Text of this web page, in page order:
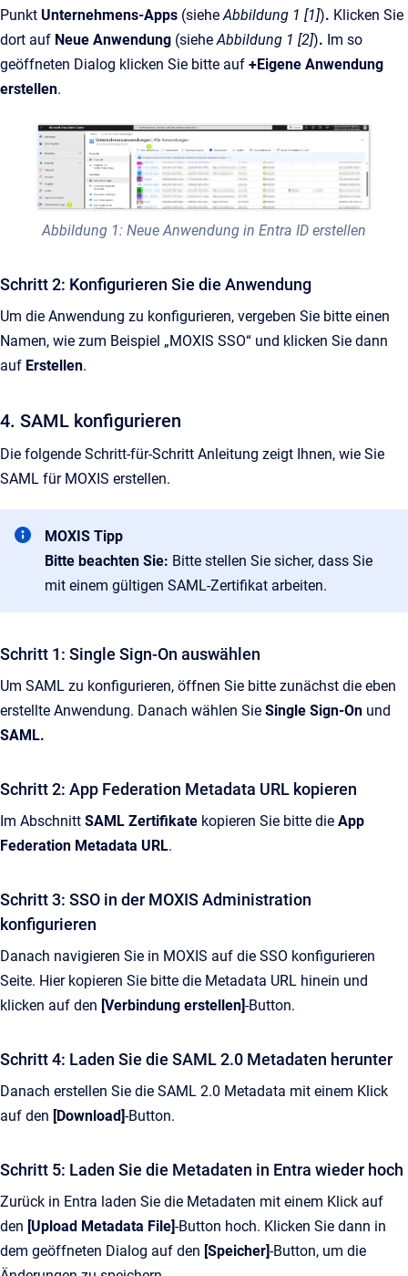
Punkt Unternehmens-Apps (sieheAbbildung 1 [1]). Klicken Sie
dort auf Neue Anwendung (sieheAbbildung 1 [2]). Im so
geöffneten Dialog klicken Sie bitte auf +Eigene Anwendung
erstellen.
Abbildung 1: Neue Anwendung in Entra ID erstellen
Schritt 2: Konfigurieren Sie die Anwendung
Um die Anwendung zu konfigurieren, vergeben Sie bitte einen
Namen, wie zum Beispiel „MOXIS SSO“ und klicken Sie dann
auf Erstellen.
4. SAML konfigurieren
Die folgende Schritt-für-Schritt Anleitung zeigt Ihnen, wie Sie
SAML für MOXIS erstellen.
MOXIS Tipp
Bitte beachten Sie: Bitte stellen Sie sicher, dass Sie
mit einem gültigen SAML-Zertifikat arbeiten.
Schritt 1: Single Sign-On auswählen
Um SAML zu konfigurieren, öffnen Sie bitte zunächst die eben
erstellte Anwendung. Danach wählen Sie Single Sign-On und
SAML.
Schritt 2: App Federation Metadata URL kopieren
Im Abschnitt SAML Zertifikate kopieren Sie bitte die App
Federation Metadata URL.
Schritt 3: SSO in der MOXIS Administration
konfigurieren
Danach navigieren Sie in MOXIS auf die SSO konfigurieren
Seite. Hier kopieren Sie bitte die Metadata URL hinein und
klicken auf den [Verbindung erstellen]-Button.
Schritt 4: Laden Sie die SAML 2.0 Metadaten herunter
Danach erstellen Sie die SAML 2.0 Metadata mit einem Klick
auf den [Download]-Button.
Schritt 5: Laden Sie die Metadaten in Entra wieder hoch
Zurück in Entra laden Sie die Metadaten mit einem Klick auf
den [Upload Metadata File]-Button hoch. Klicken Sie dann in
dem geöffneten Dialog auf den [Speicher]-Button, um die